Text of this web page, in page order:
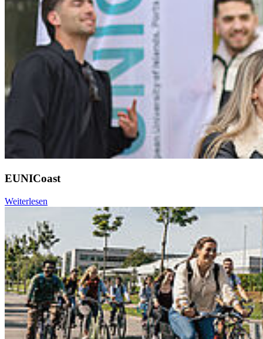
EUNICoast
Weiterlesen
Go to slide 1
Go to slide 2
Go to slide 3
Go to slide 4
Go to slide 5
Go to slide 6
Go to slide 7
Go to slide 8
Go to slide 9